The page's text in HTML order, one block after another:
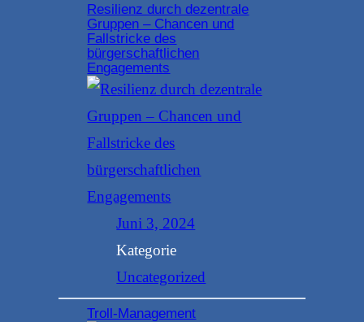
Resilienz durch dezentrale
Gruppen – Chancen und
Fallstricke des
bürgerschaftlichen
Engagements
Juni 3, 2024
Kategorie
Uncategorized
Troll-Management